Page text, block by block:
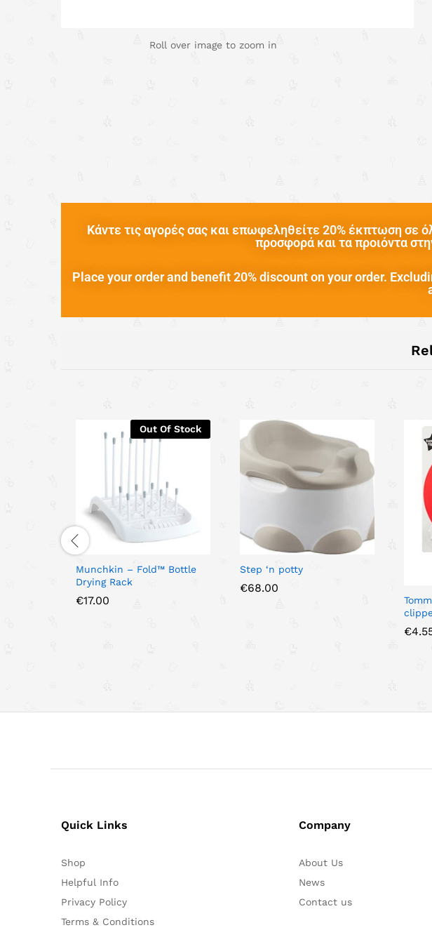
Roll over image to zoom in
Κάντε τις αγορές σας και επωφεληθείτε 20% έκπτωση σε
προσφορά και τα προιόντα
Place your order and benefit 20% discount on your order.
Out Of Stock
Munchkin – Fold™ Bottle
Drying Rack
€17.00
Step ‘n potty
€68.00
€
Quick Links
Shop
Helpful Info
Privacy Policy
Terms & Conditions
Company
About Us
News
Contact us